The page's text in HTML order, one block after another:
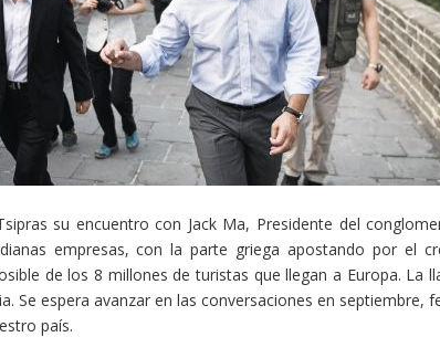
su encuentro con Jack Ma, Presidente del
empresas, con la parte griega apostando por el
de los 8 millones de turistas que llegan a Europa. La
Se espera avanzar en las conversaciones en septiembre,
país.